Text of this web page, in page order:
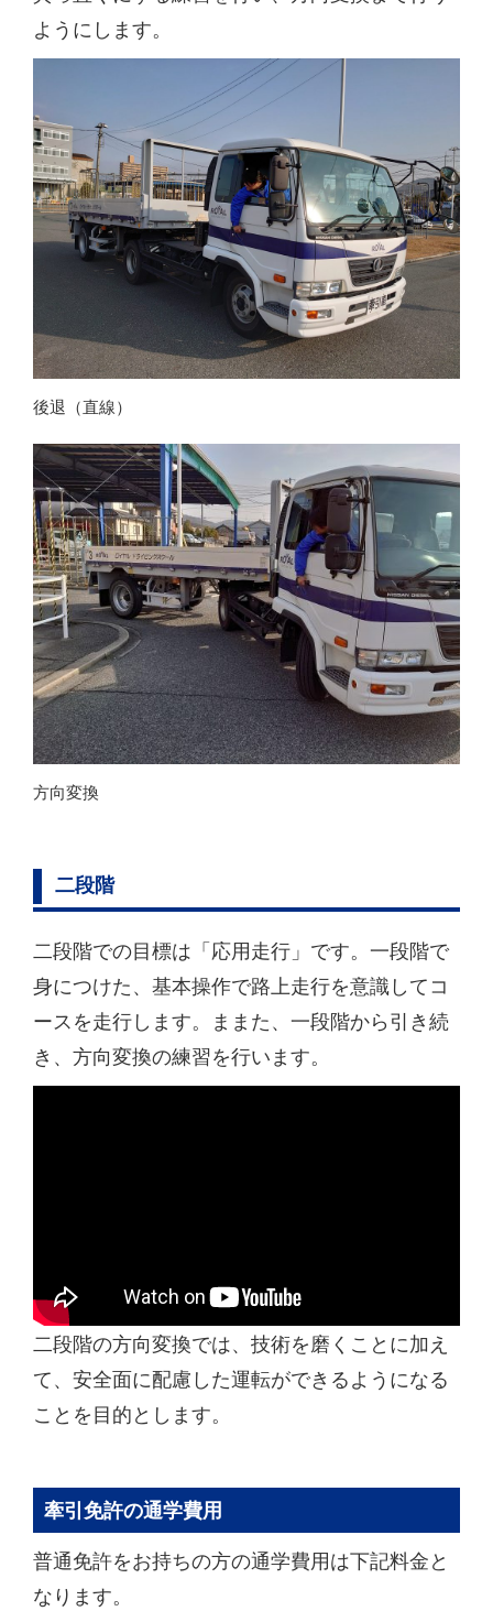
ようにします。
後退（直線）
方向変換
二段階
二段階での目標は「応用走行」です。一段階で
身につけた、基本操作で路上走行を意識してコ
ースを走行します。ままた、一段階から引き続
き、方向変換の練習を行います。
二段階の方向変換では、技術を磨くことに加え
て、安全面に配慮した運転ができるようになる
ことを目的とします。
牽引免許の通学費用
普通免許をお持ちの方の通学費用は下記料金と
なります。